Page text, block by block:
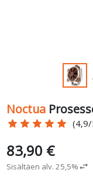
Noctua
star star star star star
83,90 €
Sisältäen alv. 25,5%swap_horiz